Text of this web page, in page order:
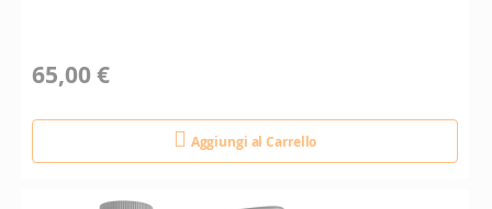
65,00 €
Aggiungi al Carrello